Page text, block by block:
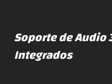
Soporte de Audio
Integrados